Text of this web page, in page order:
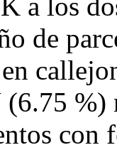
de
%)